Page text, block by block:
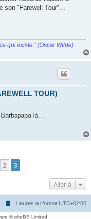
son "Farewell Tour"...
qui existe.” (Oscar Wilde)
TOUR)
Barbapapa là…
2 3
Aller à
Heures au format UTC+02:00
© phpBB Limited